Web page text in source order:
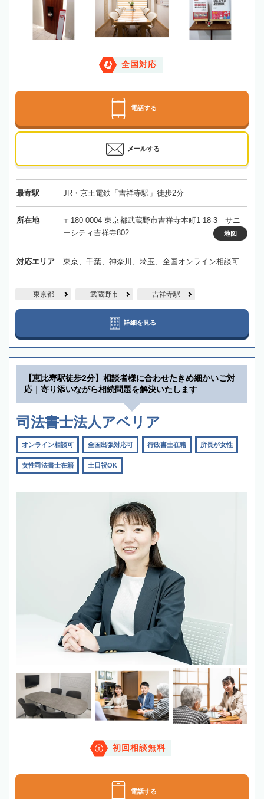
全国対応
電話する
メールする
最寄駅 JR・京王電鉄「吉祥寺駅」徒歩2分
所在地
〒180-0004 東京都武蔵野市吉祥寺本町1-18-3 サニ
ーシティ吉祥寺802
地図
対応エリア 東京、千葉、神奈川、埼玉、全国オンライン相談可
東京都 武蔵野市 吉祥寺駅
詳細を見る
【恵比寿駅徒歩2分】相談者様に合わせたきめ細かいご対
応｜寄り添いながら相続問題を解決いたします
司法書士法人アベリア
オンライン相談可 全国出張対応可 行政書士在籍 所長が女性
女性司法書士在籍 土日祝OK
初回相談無料
電話する